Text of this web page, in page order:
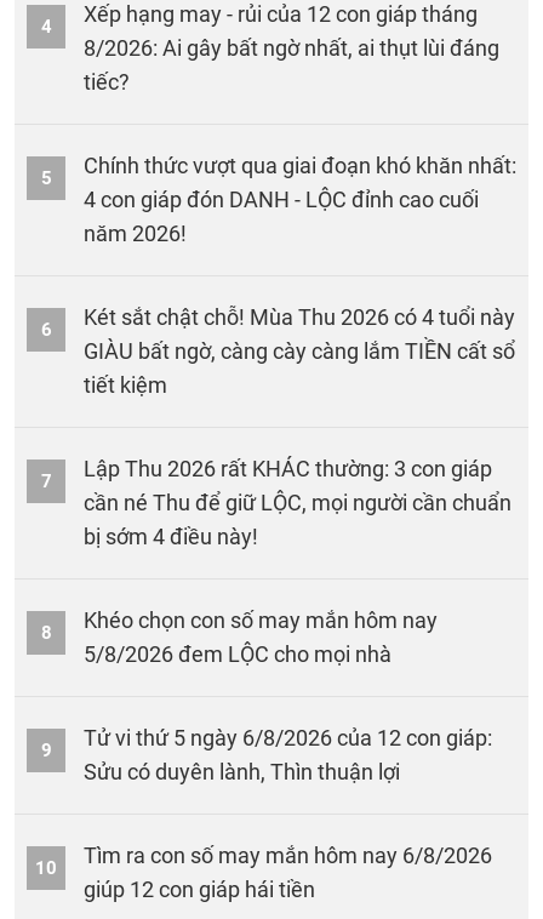
4
Xếp hạng may - rủi của 12 con giáp tháng
8/2026: Ai gây bất ngờ nhất, ai thụt lùi đáng
tiếc?
5
Chính thức vượt qua giai đoạn khó khăn nhất:
4 con giáp đón DANH - LỘC đỉnh cao cuối
năm 2026!
6
Két sắt chật chỗ! Mùa Thu 2026 có 4 tuổi này
GIÀU bất ngờ, càng cày càng lắm TIỀN cất sổ
tiết kiệm
7
Lập Thu 2026 rất KHÁC thường: 3 con giáp
cần né Thu để giữ LỘC, mọi người cần chuẩn
bị sớm 4 điều này!
8
Khéo chọn con số may mắn hôm nay
5/8/2026 đem LỘC cho mọi nhà
9
Tử vi thứ 5 ngày 6/8/2026 của 12 con giáp:
Sửu có duyên lành, Thìn thuận lợi
10
Tìm ra con số may mắn hôm nay 6/8/2026
giúp 12 con giáp hái tiền